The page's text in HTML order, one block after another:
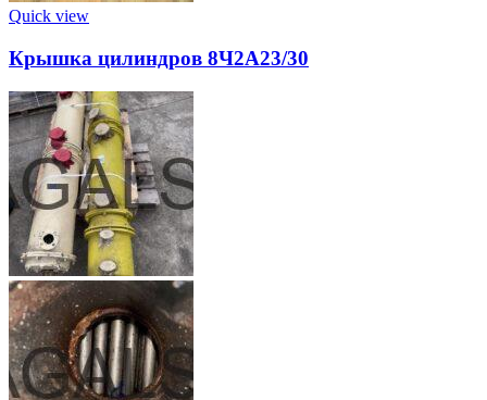
Quick view
Крышка цилиндров 8Ч2А23/30